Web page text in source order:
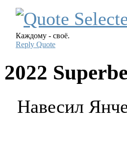
Каждому - своё.
Reply Quote
Навесил